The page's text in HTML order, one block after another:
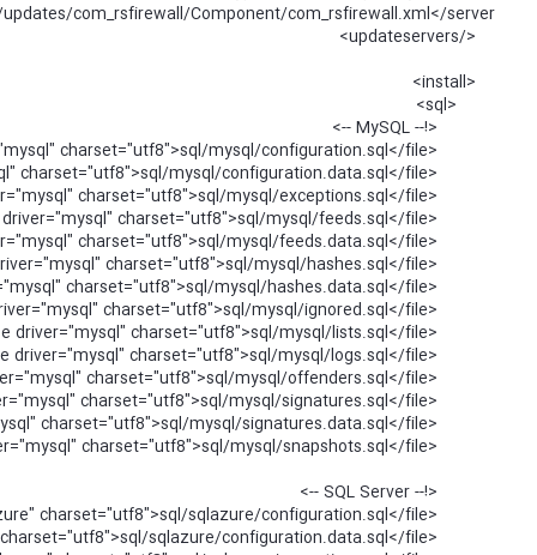
name="RSFirewall!">https://www.rsjoomla.com/updates/